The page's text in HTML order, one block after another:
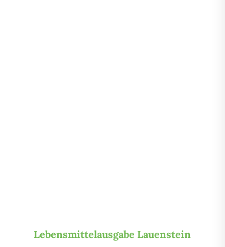
Lebensmittelausgabe Lauenstein